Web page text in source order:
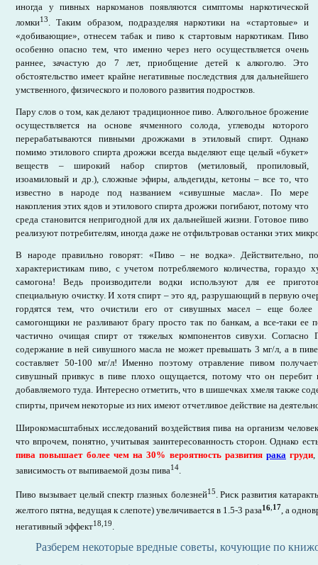
иногда у пивных наркоманов появляются симптомы наркотической
ломки13. Таким образом, подразделяя наркотики на «стартовые» и
«добивающие», отнесем табак и пиво к стартовым наркотикам. Пиво
особенно опасно тем, что именно через него осуществляется очень
раннее, зачастую до 7 лет, приобщение детей к алкоголю. Это
обстоятельство имеет крайне негативные последствия для дальнейшего
умственного, физического и полового развития подростков.
Пару слов о том, как делают традиционное пиво. Алкогольное брожение
осуществляется на основе ячменного солода, углеводы которого
перерабатываются пивными дрожжами в этиловый спирт. Однако
помимо этилового спирта дрожжи всегда выделяют еще целый «букет»
веществ – широкий набор спиртов (метиловый, пропиловый,
изоамиловый и др.), сложные эфиры, альдегиды, кетоны – все то, что
известно в народе под названием «сивушные масла». По мере
накопления этих ядов и этилового спирта дрожжи погибают, потому что
среда становится непригодной для их дальнейшей жизни. Готовое пиво
реализуют потребителям, иногда даже не отфильтровав останки этих
В народе правильно говорят: «Пиво – не водка». Действительно, по
характеристикам пиво, с учетом потребляемого количества,
самогона! Ведь производители водки используют для ее
специальную очистку. И хотя спирт – это яд, разрушающий в первую
гордятся тем, что очистили его от сивушных масел – еще более
самогонщики не разливают брагу просто так по банкам, а все-таки ее
частично очищая спирт от тяжелых компонентов сивухи.
содержание в ней сивушного масла не может превышать 3 мг/л, а в
составляет 50-100 мг/л! Именно поэтому отравление пивом
сивушный привкус в пиве плохо ощущается, потому что он перебит
добавляемого туда. Интересно отметить, что в шишечках хмеля также
спирты, причем некоторые из них имеют отчетливое действие на
Широкомасштабных исследований воздействия пива на организм
что впрочем, понятно, учитывая заинтересованность сторон. Однако
пива повышает более чем на 30% вероятность развития рака груди
зависимость от выпиваемой дозы пива14
Пиво вызывает целый спектр глазных болезней15. Риск развития
желтого пятна, ведущая к слепоте) увеличивается в 1.5-3 раза16 17, а
негативный эффект18 ,19
Разберем некоторые вредные советы, кочующие по